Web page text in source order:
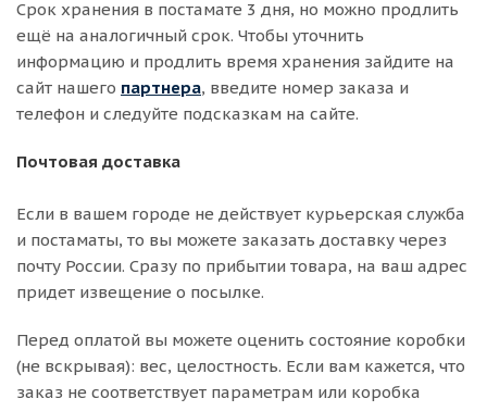
Срок хранения в постамате 3 дня, но можно продлить
ещё на аналогичный срок. Чтобы уточнить
информацию и продлить время хранения зайдите на
сайт нашего партнера, введите номер заказа и
телефон и следуйте подсказкам на сайте.
Почтовая доставка
Если в вашем городе не действует курьерская служба
и постаматы, то вы можете заказать доставку через
почту России. Сразу по прибытии товара, на ваш адрес
придет извещение о посылке.
Перед оплатой вы можете оценить состояние коробки
(не вскрывая): вес, целостность. Если вам кажется, что
заказ не соответствует параметрам или коробка